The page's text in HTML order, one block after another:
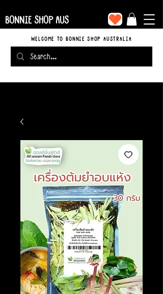
BONNIE SHOP AUS
WELCOME TO BONNIE SHOP AUSTRALIA